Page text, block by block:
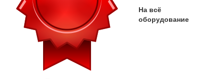
На всё
оборудование